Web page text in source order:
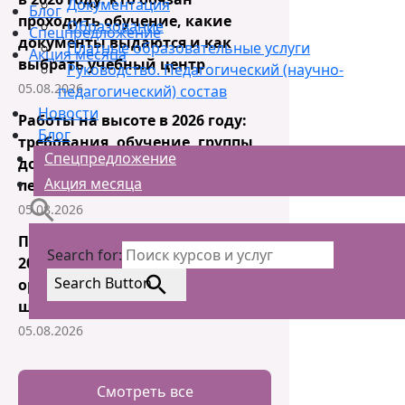
Блог
Спецпредложение
Акция месяца
Документация
Образование
Платные образовательные услуги
Руководство. Педагогический (научно-
педагогический) состав
Новости
Блог
Спецпредложение
Акция месяца
Search for:
Search Button
проходить обучение, какие
документы выдаются и как
выбрать учебный центр
05.08.2026
Работы на высоте в 2026 году:
требования, обучение, группы
допуска, наряд-допуск и
периодичность
05.08.2026
Промышленная безопасность в
2026 году: что обязана сделать
организация и как избежать
штрафов
05.08.2026
Смотреть все